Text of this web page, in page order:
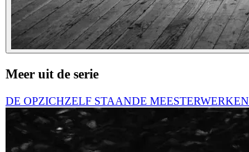
Meer uit de serie
DE OPZICHZELF STAANDE MEESTERWERKEN